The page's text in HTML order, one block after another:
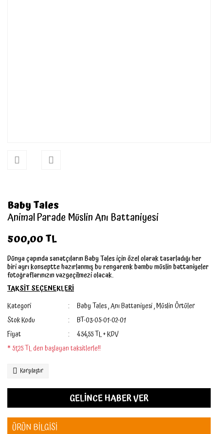
Baby Tales
Animal Parade Müslin Anı Battaniyesi
500,00 TL
Dünya çapında sanatçıların Baby Tales için özel olarak tasarladığı her
biri ayrı konseptte hazırlanmış bu rengarenk bambu müslin battaniyeler
fotoğraflarınızın vazgeçilmezi olacak.
TAKSİT SEÇENEKLERİ
Kategori
Baby Tales,Anı Battaniyesi,Müslin Örtüler
Stok Kodu
BT-03-05-01-02-01
Fiyat
454,55 TL + KDV
* 51,25 TL den başlayan taksitlerle!!
Karşılaştır
GELİNCE HABER VER
ÜRÜN BİLGİSİ